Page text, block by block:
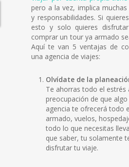
pero a la vez, implica
y responsabilidades. Si
esto y solo quieres
comprar un tour ya armado
Aquí te van 5 ventajas de
una agencia de viajes:
Olvídate de la
Te ahorras todo el estrés
preocupación de que
agencia te ofrecerá todo
armado, vuelos,
todo lo que necesitas
que saber, tu solamente
disfrutar tu viaje.